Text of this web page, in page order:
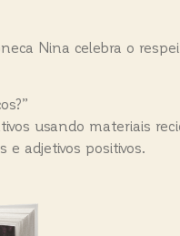
Nina celebra o
usando materiais
e adjetivos positivos.